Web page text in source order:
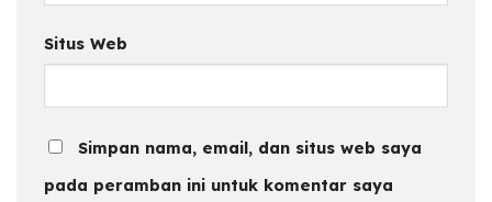
Situs Web
Simpan nama, email, dan situs web saya
pada peramban ini untuk komentar saya